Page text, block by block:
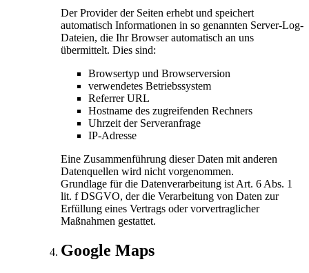
Der Provider der Seiten erhebt und speichert
automatisch Informationen in so genannten Server-Log-
Dateien, die Ihr Browser automatisch an uns
übermittelt. Dies sind:
Browsertyp und Browserversion
verwendetes Betriebssystem
Referrer URL
Hostname des zugreifenden Rechners
Uhrzeit der Serveranfrage
IP-Adresse
Eine Zusammenführung dieser Daten mit anderen
Datenquellen wird nicht vorgenommen.
Grundlage für die Datenverarbeitung ist Art. 6 Abs. 1
lit. f DSGVO, der die Verarbeitung von Daten zur
Erfüllung eines Vertrags oder vorvertraglicher
Maßnahmen gestattet.
Google Maps